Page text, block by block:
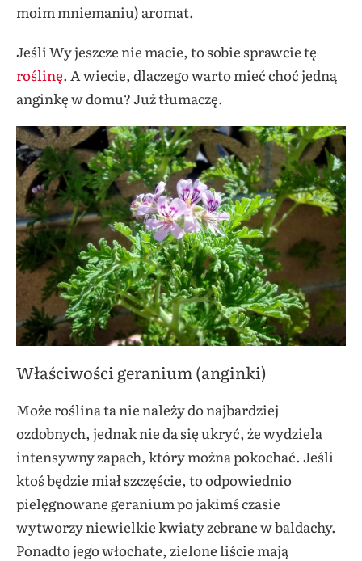
moim mniemaniu) aromat.
Jeśli Wy jeszcze nie macie, to sobie sprawcie tę
roślinę. A wiecie, dlaczego warto mieć choć jedną
anginkę w domu? Już tłumaczę.
Właściwości geranium (anginki)
Może roślina ta nie należy do najbardziej
ozdobnych, jednak nie da się ukryć, że wydziela
intensywny zapach, który można pokochać. Jeśli
ktoś będzie miał szczęście, to odpowiednio
pielęgnowane geranium po jakimś czasie
wytworzy niewielkie kwiaty zebrane w baldachy.
Ponadto jego włochate, zielone liście mają